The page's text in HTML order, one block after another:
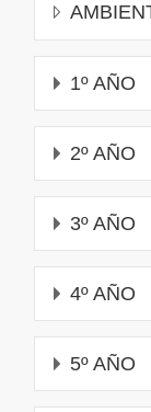
1º AÑO
2º AÑO
3º AÑO
4º AÑO
5º AÑO